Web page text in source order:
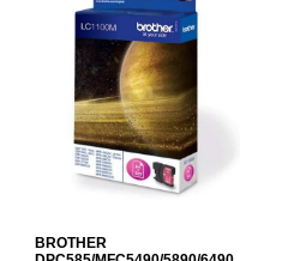
BROTHER